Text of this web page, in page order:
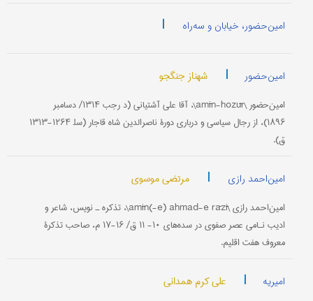
امین‌حضور، خیابان و سه‌راه |
امین‌حضور | شهناز جنگجو
امین‌حضور \amīn-hozūr\، آقا علی آشتیانی (د رجب ۱۳۱۴/ دسامبر
۱۸۹۶)، از رجال سیاسی و درباری دورۀ ناصرالدین شاه قاجار (سل‍ ۱۲۶۴-۱۳۱۳
ق).
امین‌احمد رازی | مرتضی موسوی
امین‌احمد رازی \amīn(-e) ahmad-e rāzī\، تذکره ـ ‌نویس، شاعر و
ادیب نـامی عصر صفوی در سده‌های ۱۰- ۱۱ ق/ ۱۶-۱۷ م، صاحب تذکرۀ
معروف هفت اقلیم.
امیریه | علی کرم همدانی